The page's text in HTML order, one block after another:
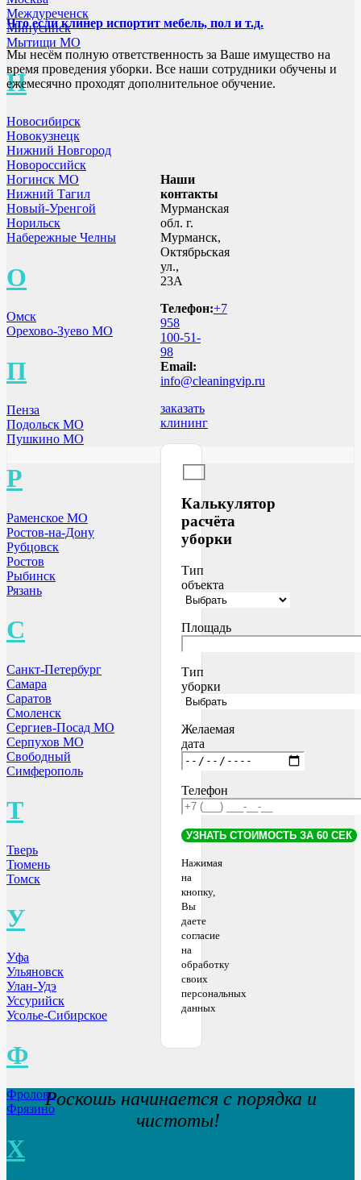
Междуреченск
Минусинск
Мытищи МО
Н
Новосибирск
Новокузнецк
Нижний Новгород
Новороссийск
Ногинск МО
Нижний Тагил
Новый-Уренгой
Норильск
Набережные Челны
О
Омск
Орехово-Зуево МО
П
Пенза
Подольск МО
Пушкино МО
Р
Раменское МО
Ростов-на-Дону
Рубцовск
Ростов
Рыбинск
Рязань
С
Санкт-Петербург
Самара
Саратов
Смоленск
Сергиев-Посад МО
Серпухов МО
Свободный
Симферополь
Т
Тверь
Тюмень
Томск
У
Уфа
Ульяновск
Улан-Удэ
Уссурийск
Усолье-Сибирское
Ф
Фролово
Фрязино
Х
Что если клинер испортит мебель, пол и т.д.
Мы несём полную ответственность за Ваше имущество на
время проведения уборки. Все наши сотрудники обучены и
ежемесячно проходят дополнительное обучение.
Наши
контакты
Мурманская
обл. г.
Мурманск,
Октябрьская
ул.,
23А
Телефон:+7
958
100-51-
98
Email:
info@cleaningvip.ru
заказать
клининг
Калькулятор
расчёта
уборки
Тип
объекта
Площадь
Тип
уборки
Желаемая
дата
Телефон
Нажимая
на
кнопку,
Вы
даете
согласие
на
обработку
своих
персональных
данных
Роскошь начинается с порядка и
чистоты!